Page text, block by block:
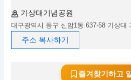
기상대기념공원
대구광역시 동구 신암1동 637-58 기상대
주소 복사하기
즐겨찾기하고